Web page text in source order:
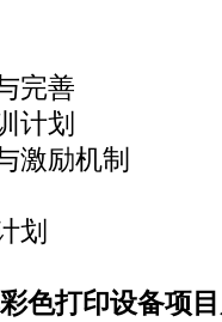
完善
计划
励机制
划
色打印设备项